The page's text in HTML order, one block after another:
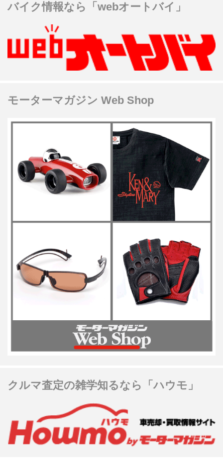
バイク情報なら「webオートバイ」
モーターマガジン Web Shop
クルマ査定の雑学知るなら「ハウモ」